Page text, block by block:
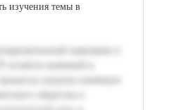
изучения темы в